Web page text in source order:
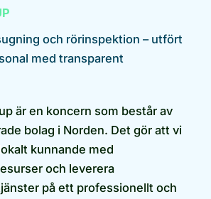
och rörinspektion – utfört
med transparent
är en koncern som består av
bolag i Norden. Det gör att vi
kunnande med
och leverera
på ett professionellt och